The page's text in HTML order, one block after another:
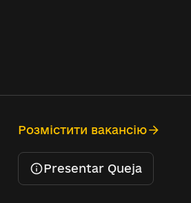
Розмістити вакансію
Presentar Queja